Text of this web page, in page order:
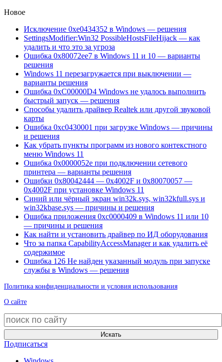
Новое
Исключение 0xe0434352 в Windows — решения
SettingsModifier:Win32 PossibleHostsFileHijack — как
удалить и что это за угроза
Ошибка 0x80072ee7 в Windows 11 и 10 — варианты
решения
Windows 11 перезагружается при выключении —
варианты решения
Ошибка 0xC00000D4 Windows не удалось выполнить
быстрый запуск — решения
Способы удалить драйвер Realtek или другой звуковой
карты
Ошибка 0xc0430001 при загрузке Windows — причины
и решения
Как убрать пункты программ из нового контекстного
меню Windows 11
Ошибка 0x0000052e при подключении сетевого
принтера — варианты решения
Ошибки 0x80042444 — 0x4002F и 0x80070057 —
0x4002F при установке Windows 11
Синий или чёрный экран win32k.sys, win32kfull.sys и
win32kbase.sys — причины и решения
Ошибка приложения 0xc0000409 в Windows 11 или 10
— причины и решения
Как найти и установить драйвер по ИД оборудования
Что за папка CapabilityAccessManager и как удалить её
содержимое
Ошибка 126 Не найден указанный модуль при запуске
службы в Windows — решения
Политика конфиденциальности и условия использования
О сайте
Искать
Подписаться